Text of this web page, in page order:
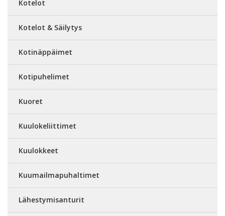
Kotelot
Kotelot & Säilytys
Kotinäppäimet
Kotipuhelimet
Kuoret
Kuulokeliittimet
Kuulokkeet
Kuumailmapuhaltimet
Lähestymisanturit